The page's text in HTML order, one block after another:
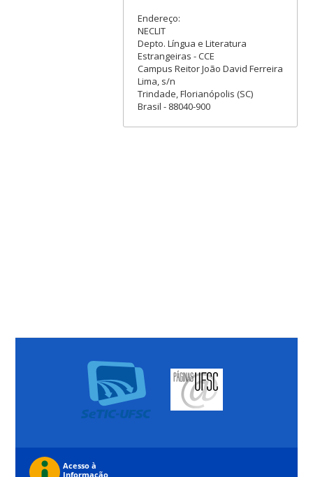
Endereço:
NECLIT
Depto. Língua e Literatura
Estrangeiras - CCE
Campus Reitor João David Ferreira
Lima, s/n
Trindade, Florianópolis (SC)
Brasil - 88040-900